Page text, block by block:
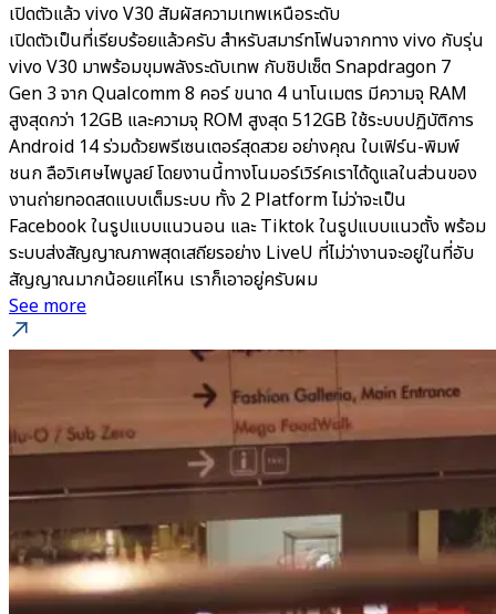
เปิดตัวแล้ว vivo V30 สัมผัสความเทพเหนือระดับ
เปิดตัวเป็นที่เรียบร้อยแล้วครับ สำหรับสมาร์ทโฟนจากทาง vivo กับรุ่น
vivo V30 มาพร้อมขุมพลังระดับเทพ กับชิปเซ็ต Snapdragon 7
Gen 3 จาก Qualcomm 8 คอร์ ขนาด 4 นาโนเมตร มีความจุ RAM
สูงสุดกว่า 12GB และความจุ ROM สูงสุด 512GB ใช้ระบบปฏิบัติการ
Android 14 ร่วมด้วยพรีเซนเตอร์สุดสวย อย่างคุณ ใบเฟิร์น-พิมพ์
ชนก ลือวิเศษไพบูลย์ โดยงานนี้ทางโนมอร์เวิร์คเราได้ดูแลในส่วนของ
งานถ่ายทอดสดแบบเต็มระบบ ทั้ง 2 Platform ไม่ว่าจะเป็น
Facebook ในรูปแบบแนวนอน และ Tiktok ในรูปแบบแนวตั้ง พร้อม
ระบบส่งสัญญาณภาพสุดเสถียรอย่าง LiveU ที่ไม่ว่างานจะอยู่ในที่อับ
สัญญาณมากน้อยแค่ไหน เราก็เอาอยู่ครับผม
See more